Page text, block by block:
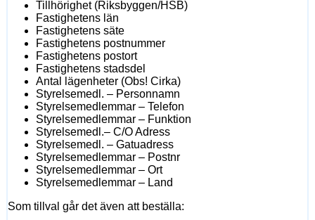
Tillhörighet (Riksbyggen/HSB)
Fastighetens län
Fastighetens säte
Fastighetens postnummer
Fastighetens postort
Fastighetens stadsdel
Antal lägenheter (Obs! Cirka)
Styrelsemedl. – Personnamn
Styrelsemedlemmar – Telefon
Styrelsemedlemmar – Funktion
Styrelsemedl.– C/O Adress
Styrelsemedl. – Gatuadress
Styrelsemedlemmar – Postnr
Styrelsemedlemmar – Ort
Styrelsemedlemmar – Land
Som tillval går det även att beställa: